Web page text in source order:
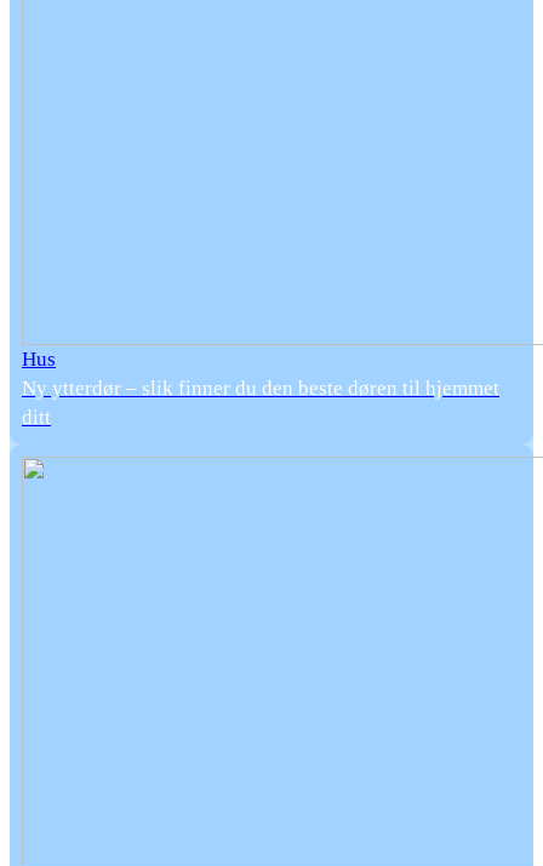
Hus
Ny ytterdør – slik finner du den beste døren til hjemmet
ditt